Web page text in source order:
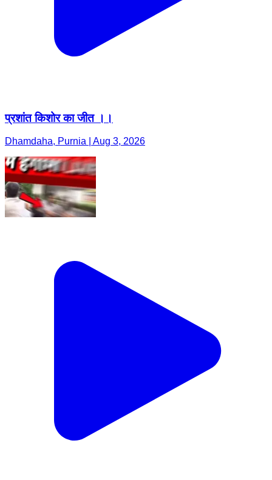
प्रशांत किशोर का जीत ।।
Dhamdaha, Purnia | Aug 3, 2026